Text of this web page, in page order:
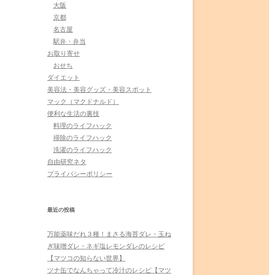
大阪
京都
名古屋
駅弁・弁当
お取り寄せ
おせち
ダイエット
美容法・美容グッズ・美容スポット
マック（マクドナルド）
便利な生活の裏技
料理のライフハック
掃除のライフハック
洗濯のライフハック
自由研究ネタ
プライバシーポリシー
最近の投稿
万能薬味だれ３種！まさる海苔ダレ・玉ね
ぎ味噌ダレ・ネギ塩レモンダレのレシピ
【マツコの知らない世界】
ツナ缶でなんちゃって冷汁のレシピ【マツ